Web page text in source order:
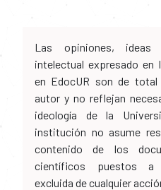
Las opiniones, ideas
intelectual expresado en
en EdocUR son de total
autor y no reflejan
ideología de la
institución no asume
contenido de los
científicos puestos a
excluida de cualquier